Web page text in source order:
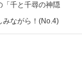
「千と千尋の神隠
ながら！(No.4)